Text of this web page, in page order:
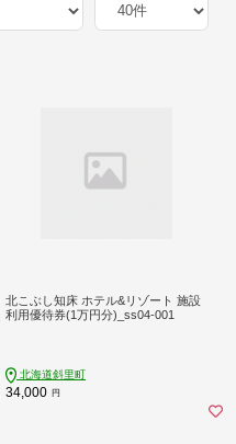
北こぶし知床 ホテル&リゾート 施設
利用優待券(1万円分)_ss04-001
北海道斜里町
34,000 円